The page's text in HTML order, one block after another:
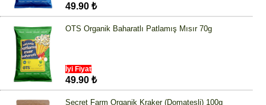
49.90 ₺
OTS Organik Baharatlı Patlamış Mısır 70g
İyi Fiyat
49.90 ₺
Secret Farm Organik Kraker (Domatesli) 100g